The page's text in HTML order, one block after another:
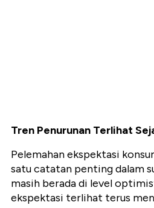
Tren Penurunan Terlihat
Pelemahan ekspektasi
satu catatan penting dalam
masih berada di level
ekspektasi terlihat terus